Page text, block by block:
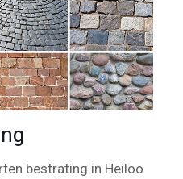
bestrating in Heiloo